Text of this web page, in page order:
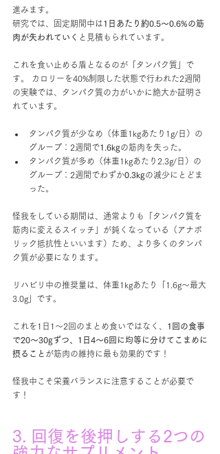
進みます。
研究では、固定期間中は1日あたり約0.5〜0.6%の筋
肉が失われていく と見積もられています。
これを食い止める盾となるのが「タンパク質」で
す。 カロリーを40%制限した状態で行われた2週間
の実験では、タンパク質の力がいかに絶大か証明さ
れています。
タンパク質が少なめ（体重1kgあたり1g/日）の
グループ：2週間で1.6kgの筋肉を失った。
タンパク質が多め（体重1kgあたり2.3g/日）の
グループ：2週間でわずか0.3kgの減少にとどま
った。
怪我をしている期間は、通常よりも「タンパク質を
筋肉に変えるスイッチ」が鈍くなっている（アナボ
リック抵抗性といいます）ため、より多くのタンパ
ク質が必要になります。
リハビリ中の推奨量は、体重1kgあたり「1.6g〜最大
3.0g」です。
これを1日1〜2回のまとめ食いではなく、 1回の食事
で20〜30gずつ、1日4〜6回に均等に分けてこまめに
摂ること が筋肉の維持に最も効果的です！
怪我中こそ栄養バランスに注意することが必要で
す！
3. 回復を後押しする2つの